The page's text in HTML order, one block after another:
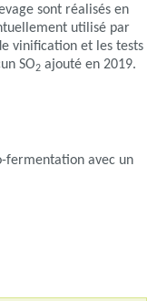
sont réalisés en
utilisé par
vinification et les tests
SO2 ajouté en 2019.
fermentation avec un